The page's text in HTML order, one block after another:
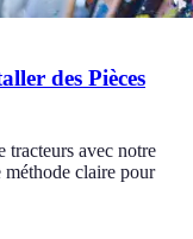
des Pièces
tracteurs avec notre
méthode claire pour